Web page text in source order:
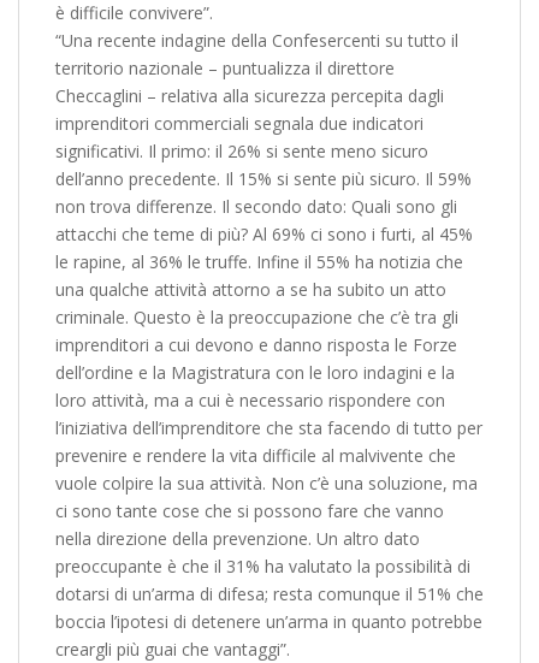
è difficile convivere”.
“Una recente indagine della Confesercenti su tutto il
territorio nazionale – puntualizza il direttore
Checcaglini – relativa alla sicurezza percepita dagli
imprenditori commerciali segnala due indicatori
significativi. Il primo: il 26% si sente meno sicuro
dell’anno precedente. Il 15% si sente più sicuro. Il 59%
non trova differenze. Il secondo dato: Quali sono gli
attacchi che teme di più? Al 69% ci sono i furti, al 45%
le rapine, al 36% le truffe. Infine il 55% ha notizia che
una qualche attività attorno a se ha subito un atto
criminale. Questo è la preoccupazione che c’è tra gli
imprenditori a cui devono e danno risposta le Forze
dell’ordine e la Magistratura con le loro indagini e la
loro attività, ma a cui è necessario rispondere con
l’iniziativa dell’imprenditore che sta facendo di tutto per
prevenire e rendere la vita difficile al malvivente che
vuole colpire la sua attività. Non c’è una soluzione, ma
ci sono tante cose che si possono fare che vanno
nella direzione della prevenzione. Un altro dato
preoccupante è che il 31% ha valutato la possibilità di
dotarsi di un’arma di difesa; resta comunque il 51% che
boccia l’ipotesi di detenere un’arma in quanto potrebbe
creargli più guai che vantaggi”.